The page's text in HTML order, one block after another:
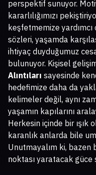
perspektif sunuyor.
kararlılığımızı
keşfetmemize
sözleri, yaşamda
ihtiyaç duyduğumuz
bulunuyor. Kişisel
Alıntıları sayesinde
hedefimize daha da
kelimeler değil, aynı
yaşamın kapılarını
Herkesin içinde bir ışık
karanlık anlarda bile
Unutmayalım ki, bazen
noktası yaratacak güce